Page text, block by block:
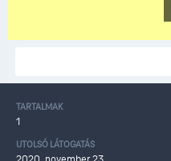
TARTALMAK
1
UTOLSÓ LÁTOGATÁS